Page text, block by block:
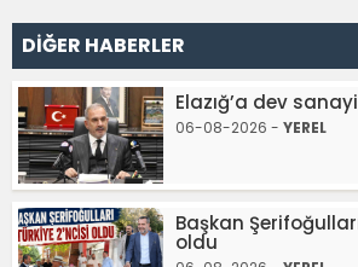
DİĞER HABERLER
Elazığ’a dev sanayi
06-08-2026 - YEREL
Başkan
oldu